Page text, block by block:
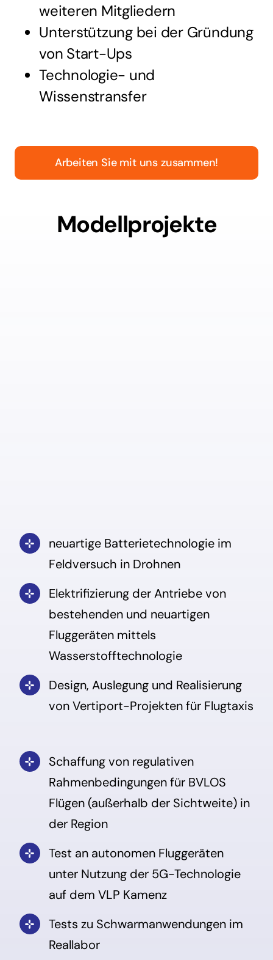
weiteren Mitgliedern
Unterstützung bei der Gründung
von Start-Ups
Technologie- und
Wissenstransfer
Arbeiten Sie mit uns zusammen!
Modellprojekte
neuartige Batterietechnologie im
Feldversuch in Drohnen
Elektrifizierung der Antriebe von
bestehenden und neuartigen
Fluggeräten mittels
Wasserstofftechnologie
Design, Auslegung und Realisierung
von Vertiport-Projekten für Flugtaxis
Schaffung von regulativen
Rahmenbedingungen für BVLOS
Flügen (außerhalb der Sichtweite) in
der Region
Test an autonomen Fluggeräten
unter Nutzung der 5G-Technologie
auf dem VLP Kamenz
Tests zu Schwarmanwendungen im
Reallabor